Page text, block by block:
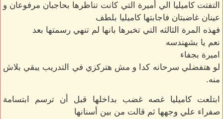
التفتت كاميليا الي أميرة التي كانت تناظرها بحاجبان مرفوعان و
عينان غاضبتان فاجابتها كاميليا بلطف
فهذه المرة الثالثه التي تخبرها بانها لم تنهي رسمتها بعد
نعم يا بشهندسه
اميرة بجفاء
لو هتفضلي سرحانه كدا و مش هتركزي في التدريب يبقي بلاش
منه.
ابتلعت كاميليا غصه غضب بداخلها قبل أن ترسم ابتسامة
صفراء علي وجهها ثم قالت من بين أسنانها